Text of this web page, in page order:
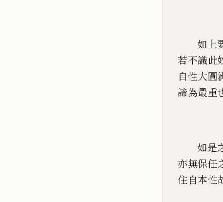
如上
若不識此
自性大圓
諦為最重
如是
亦無保任
住自本性